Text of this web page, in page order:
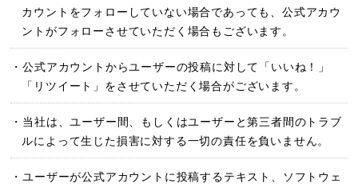
カウントをフォローしていない場合であっても、公式アカウ
ントがフォローさせていただく場合もございます。
・公式アカウントからユーザーの投稿に対して「いいね！」
「リツイート」をさせていただく場合がございます。
・当社は、ユーザー間、もしくはユーザーと第三者間のトラブ
ルによって生じた損害に対する一切の責任を負いません。
・ユーザーが公式アカウントに投稿するテキスト、ソフトウェ